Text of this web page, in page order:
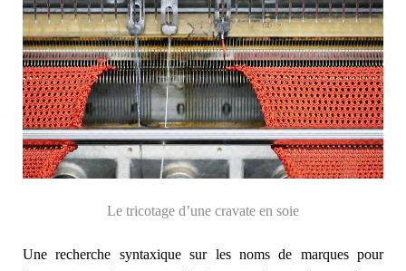
Le tricotage d’une cravate en soie
Une recherche syntaxique sur les noms de marques pour